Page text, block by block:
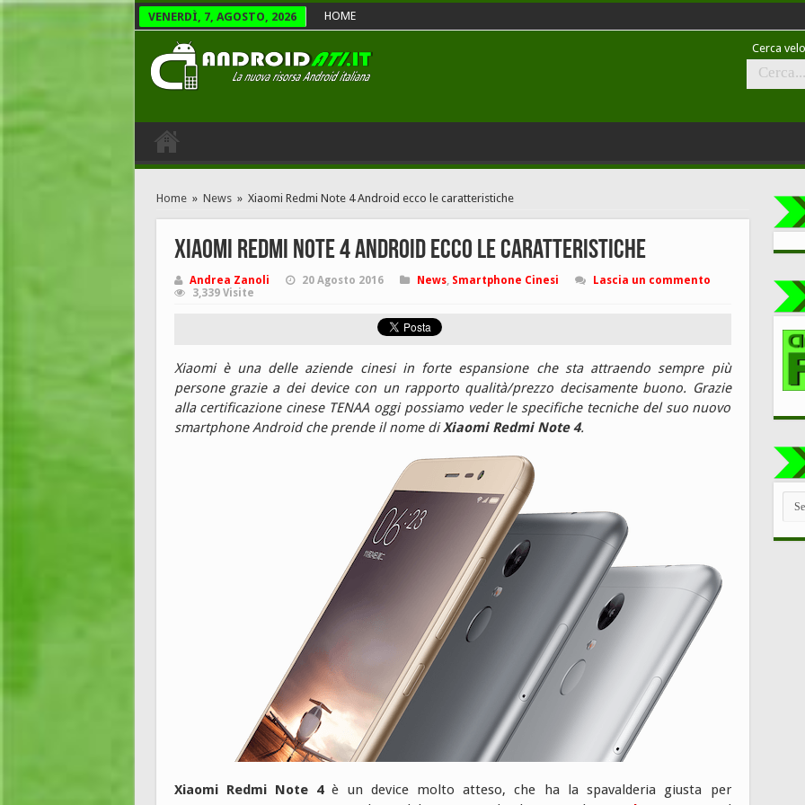
VENERDÌ, 7, AGOSTO, 2026 HOME
Cerca
Home » News » Xiaomi Redmi Note 4 Android ecco le caratteristiche
Xiaomi Redmi Note 4 Android ecco le caratteristiche
Andrea Zanoli 20 Agosto 2016 News, Smartphone Cinesi
Lascia un commento
3,339 Visite
Xiaomi è una delle aziende cinesi in forte espansione che sta attraendo sempre più
persone grazie a dei device con un rapporto qualità/prezzo decisamente buono. Grazie
alla certificazione cinese TENAA oggi possiamo veder le specifiche tecniche del suo nuovo
smartphone Android che prende il nome diXiaomi Redmi Note 4.
Xiaomi Redmi Note 4è un device molto atteso, che ha la spavalderia giusta per